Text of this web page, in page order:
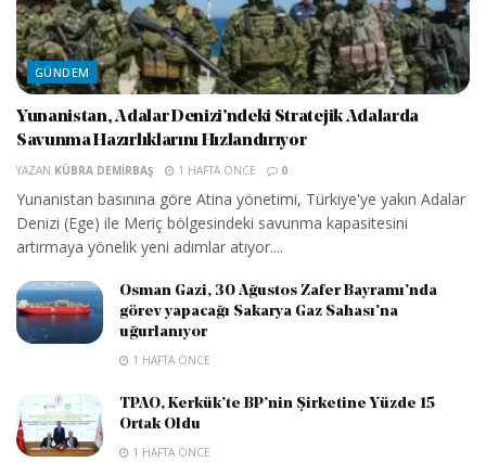
GÜNDEM
Yunanistan, Adalar Denizi’ndeki Stratejik Adalarda
Savunma Hazırlıklarını Hızlandırıyor
YAZAN KÜBRA DEMIRBAŞ 1 HAFTA ÖNCE 0
Yunanistan basınına göre Atina yönetimi, Türkiye'ye yakın Adalar
Denizi (Ege) ile Meriç bölgesindeki savunma kapasitesini
artırmaya yönelik yeni adımlar atıyor....
Osman Gazi, 30 Ağustos Zafer Bayramı’nda
görev yapacağı Sakarya Gaz Sahası’na
uğurlanıyor
1 HAFTA ÖNCE
TPAO, Kerkük’te BP’nin Şirketine Yüzde 15
Ortak Oldu
1 HAFTA ÖNCE